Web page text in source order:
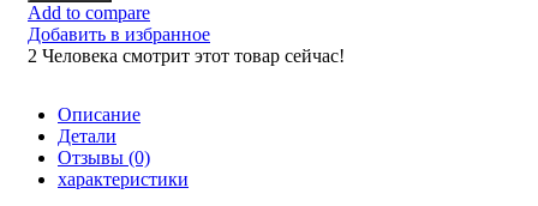
Add to compare
Добавить в избранное
2 Человека смотрит этот товар сейчас!
Описание
Детали
Отзывы (0)
характеристики